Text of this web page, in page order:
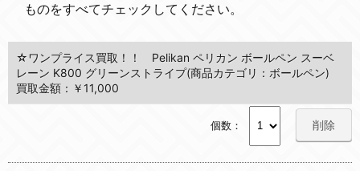
ものをすべてチェックしてください。
☆ワンプライス買取！！ Pelikan ペリカン ボールペン スーベ
レーン K800 グリーンストライプ(商品カテゴリ：ボールペン)
買取金額：￥11,000
個数： 削除